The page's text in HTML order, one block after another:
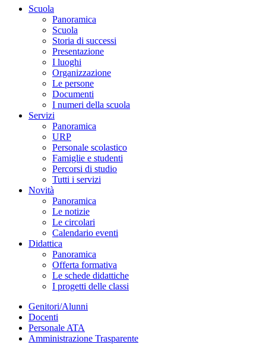
Scuola
Panoramica
Scuola
Storia di successi
Presentazione
I luoghi
Organizzazione
Le persone
Documenti
I numeri della scuola
Servizi
Panoramica
URP
Personale scolastico
Famiglie e studenti
Percorsi di studio
Tutti i servizi
Novità
Panoramica
Le notizie
Le circolari
Calendario eventi
Didattica
Panoramica
Offerta formativa
Le schede didattiche
I progetti delle classi
Genitori/Alunni
Docenti
Personale ATA
Amministrazione Trasparente